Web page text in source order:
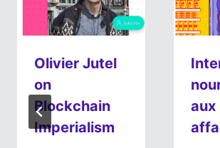
Olivier Jutel
on
Blockchain
Imperialism
aux